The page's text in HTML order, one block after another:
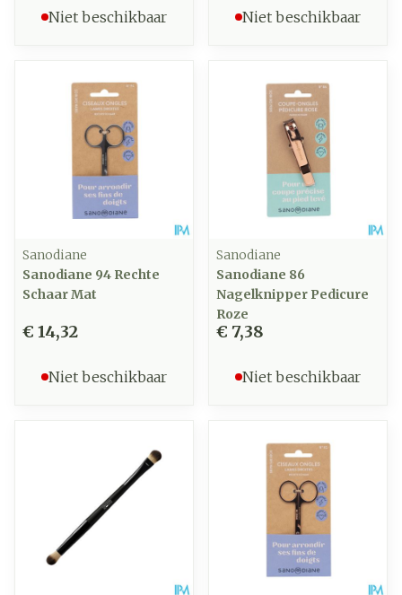
Niet beschikbaar Niet beschikbaar
Sanodiane
Sanodiane 94 Rechte
Schaar Mat
€ 14,32
Niet beschikbaar
Sanodiane
Sanodiane 86
Nagelknipper Pedicure
Roze
€ 7,38
Niet beschikbaar